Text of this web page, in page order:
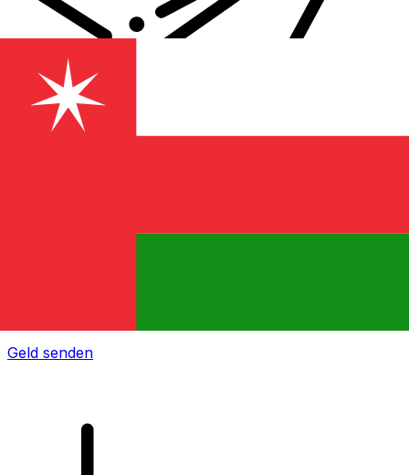
Geld senden